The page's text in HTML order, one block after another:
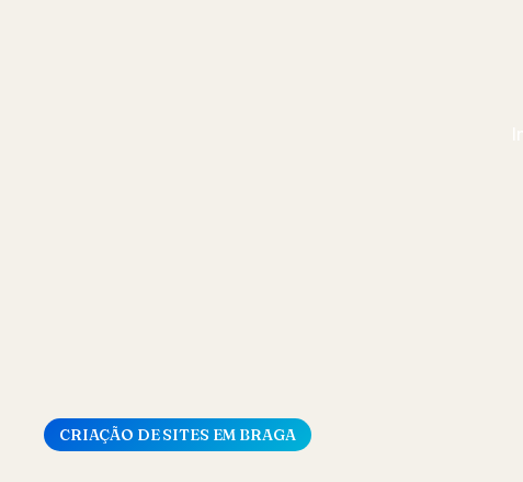
CRIAÇÃO DE SITES EM BRAGA